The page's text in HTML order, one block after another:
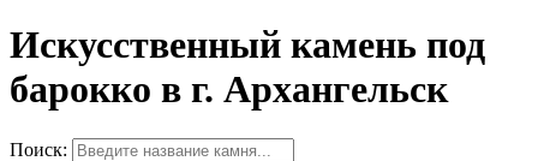
Искусственный камень под
барокко в г. Архангельск
Поиск: